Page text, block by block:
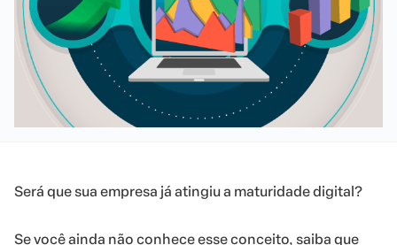
Será que sua empresa já atingiu a maturidade digital?
Se você ainda não conhece esse conceito, saiba que